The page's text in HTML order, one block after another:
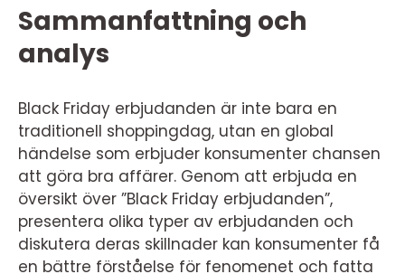
Sammanfattning och
analys
Black Friday erbjudanden är inte bara en
traditionell shoppingdag, utan en global
händelse som erbjuder konsumenter chansen
att göra bra affärer. Genom att erbjuda en
översikt över ”Black Friday erbjudanden”,
presentera olika typer av erbjudanden och
diskutera deras skillnader kan konsumenter få
en bättre förståelse för fenomenet och fatta